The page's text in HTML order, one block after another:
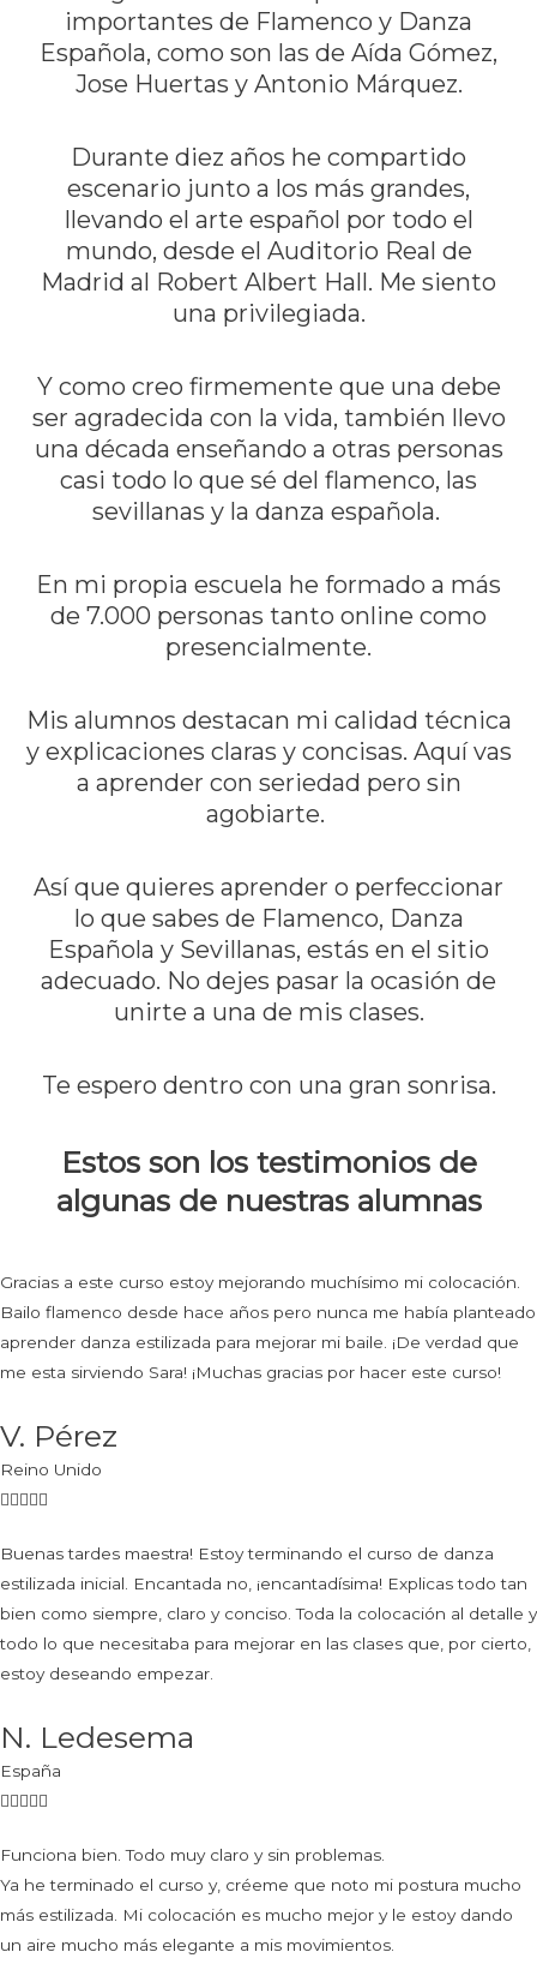
importantes de Flamenco y Danza
Española, como son las de Aída Gómez,
Jose Huertas y Antonio Márquez.
Durante diez años he compartido
escenario junto a los más grandes,
llevando el arte español por todo el
mundo, desde el Auditorio Real de
Madrid al Robert Albert Hall. Me siento
una privilegiada.
Y como creo firmemente que una debe
ser agradecida con la vida, también llevo
una década enseñando a otras personas
casi todo lo que sé del flamenco, las
sevillanas y la danza española.
En mi propia escuela he formado a más
de 7.000 personas tanto online como
presencialmente.
Mis alumnos destacan mi calidad técnica
y explicaciones claras y concisas. Aquí vas
a aprender con seriedad pero sin
agobiarte.
Así que quieres aprender o perfeccionar
lo que sabes de Flamenco, Danza
Española y Sevillanas, estás en el sitio
adecuado. No dejes pasar la ocasión de
unirte a una de mis clases.
Te espero dentro con una gran sonrisa.
Estos son los testimonios de
algunas de nuestras alumnas
Gracias a este curso estoy mejorando muchísimo mi colocación.
Bailo flamenco desde hace años pero nunca me había planteado
aprender danza estilizada para mejorar mi baile. ¡De verdad que
me esta sirviendo Sara! ¡Muchas gracias por hacer este curso!
V. Pérez
Reino Unido
Buenas tardes maestra! Estoy terminando el curso de danza
estilizada inicial. Encantada no, ¡encantadísima! Explicas todo tan
bien como siempre, claro y conciso. Toda la colocación al detalle y
todo lo que necesitaba para mejorar en las clases que, por cierto,
estoy deseando empezar.
N. Ledesema
España
Funciona bien. Todo muy claro y sin problemas.
Ya he terminado el curso y, créeme que noto mi postura mucho
más estilizada. Mi colocación es mucho mejor y le estoy dando
un aire mucho más elegante a mis movimientos.